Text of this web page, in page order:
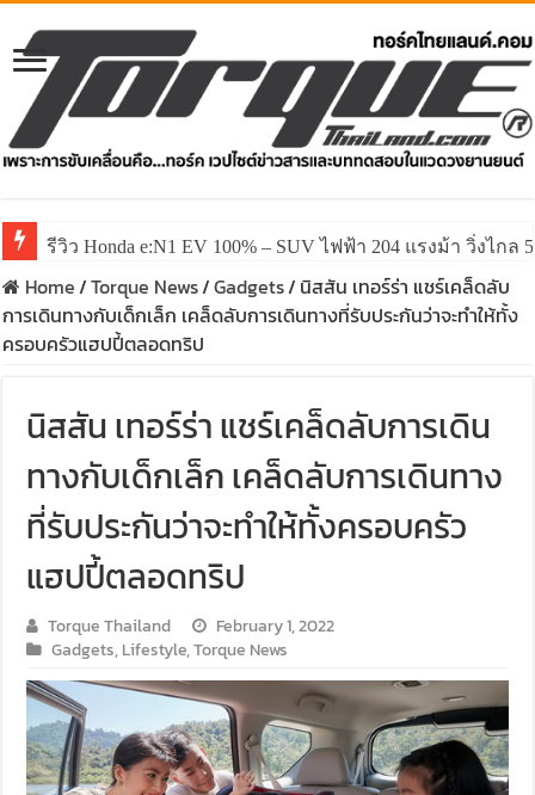
รีวิว Honda e:N1 EV 100% – SUV ไฟฟ้า 204 แรงม้า วิ่งไกล
รีวิว ลองขับ All New GWM HAVAL H6 ปรับโฉมหน้าใหม่
Home/Torque News/Gadgets/ นิสสัน เทอร์ร่า แชร์เคล็ดลับ
การเดินทางกับเด็กเล็ก เคล็ดลับการเดินทางที่รับประกันว่าจะทำให้ทั้ง
ครอบครัวแฮปปี้ตลอดทริป
นิสสัน เทอร์ร่า แชร์เคล็ดลับการเดิน
ทางกับเด็กเล็ก เคล็ดลับการเดินทาง
ที่รับประกันว่าจะทำให้ทั้งครอบครัว
แฮปปี้ตลอดทริป
Torque Thailand
February 1, 2022
Gadgets, Lifestyle,Torque News